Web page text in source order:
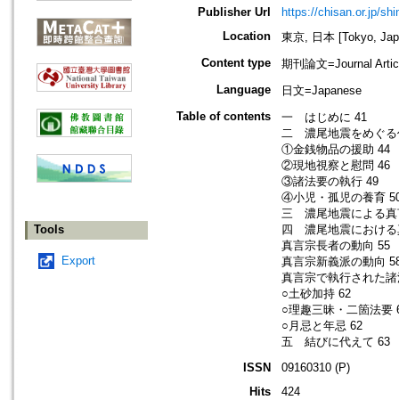
Tools
Export
Publisher Url
https://chisan.or.jp/
Location
東京, 日本 [Tokyo,
Content type
期刊論文=Journal
Language
日文=Japanese
Table of contents
一 はじめに 41
二 濃尾地震をめぐる
①金銭物品の援助 44
②現地視察と慰問 46
③諸法要の執行 49
④小児・孤児の養育
三 濃尾地震による真
四 濃尾地震における
真言宗長者の動向 55
真言宗新義派の動向
真言宗で執行された
○土砂加持 62
○理趣三昧・二箇法要
○月忌と年忌 62
五 結びに代えて 63
ISSN
09160310 (P)
Hits
424